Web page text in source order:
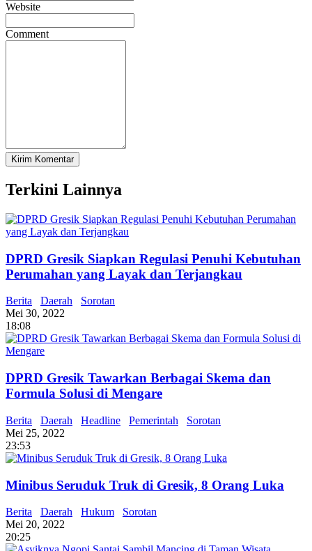
Website
Comment
Terkini Lainnya
DPRD Gresik Siapkan Regulasi Penuhi Kebutuhan
Perumahan yang Layak dan Terjangkau
Berita Daerah
Sorotan
Mei 30, 2022
18:08
DPRD Gresik Tawarkan Berbagai Skema dan
Formula Solusi di Mengare
Berita Daerah Headline Pemerintah
Sorotan
Mei 25, 2022
23:53
Minibus Seruduk Truk di Gresik, 8 Orang Luka
Berita Daerah Hukum
Sorotan
Mei 20, 2022
20:25